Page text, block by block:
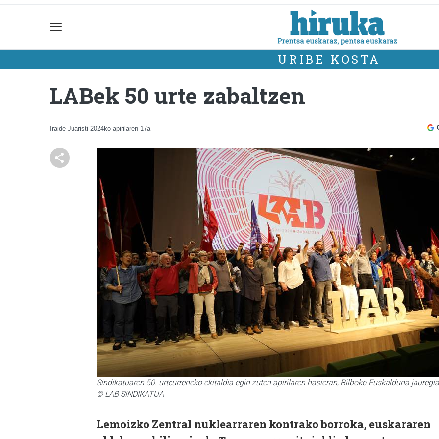
URIBE KOSTA
LABek 50 urte zabaltzen
Iraide Juaristi 2024ko apirilaren 17a
Sindikatuaren 50. urteurreneko ekitaldia egin zuten apirilaren hasieran, Bilboko Euskalduna
© LAB SINDIKATUA
Lemoizko Zentral nuklearraren kontrako borroka, euskararen